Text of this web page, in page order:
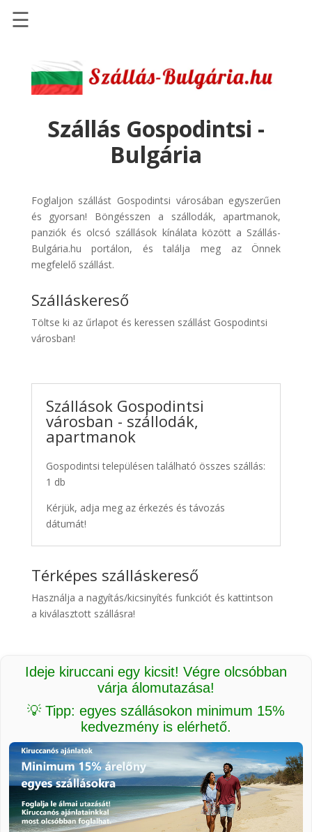
Szállások
Repülőjegy
pénzvisszatérítéssel
Discover
Cars
Transzfer
Kiwi
Taxi
☰
Szállás Gospodintsi -
Bulgária
Foglaljon szállást Gospodintsi városában egyszerűen
és gyorsan! Böngésszen a szállodák, apartmanok,
panziók és olcsó szállások kínálata között a Szállás-
Bulgária.hu portálon, és találja meg az Önnek
megfelelő szállást.
Szálláskereső
Töltse ki az űrlapot és keressen szállást Gospodintsi
városban!
Szállások Gospodintsi
városban - szállodák,
apartmanok
Gospodintsi településen található összes szállás:
1 db
Kérjük, adja meg az érkezés és távozás
dátumát!
Térképes szálláskereső
Használja a nagyítás/kicsinyítés funkciót és kattintson
a kiválasztott szállásra!
Ideje kiruccani egy kicsit! Végre olcsóbban
várja álomutazása!
💡 Tipp: egyes szállásokon minimum 15%
kedvezmény is elérhető.